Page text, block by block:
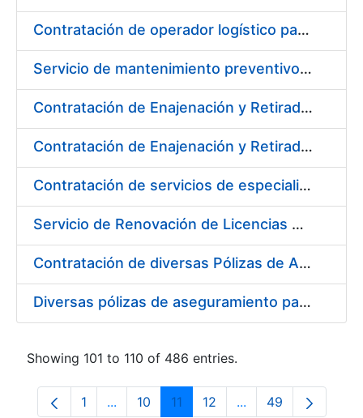
Contratación de operador logístico para distintos servicios de transporte de seguridad de mercancías de la Fábrica Nacional de Moneda y Timbre - Real Casa de la Moneda
Servicio de mantenimiento preventivo de la instalación del sistema centralizado de recogida de papelote de timbre e imprenta
Contratación de Enajenación y Retirada de Residuos de PVC, Policarbonato y Plásticos durante el año 2020
Contratación de Enajenación y Retirada de Chatarra de Hierro, Acero y Chapa de la RCM-FNMT
Contratación de servicios de especialistas técnicos en prevención y extinción de incendios para los centros de Madrid y Burgos de la FNMT-RCM
Servicio de Renovación de Licencias Adobe
Contratación de diversas Pólizas de Aseguramiento para la Fábrica Nacional de Moneda y Timbre - Real Casa de la Moneda
Diversas pólizas de aseguramiento para la Fábrica Nacional de Moneda y Timbre - Real Casa de la Moneda
Showing 101 to 110 of 486 entries.
Page
1 ...Intermediate Pages Use TAB to navigate.
Page
10 Page
11 Page
12 ...Intermediate
Page
49